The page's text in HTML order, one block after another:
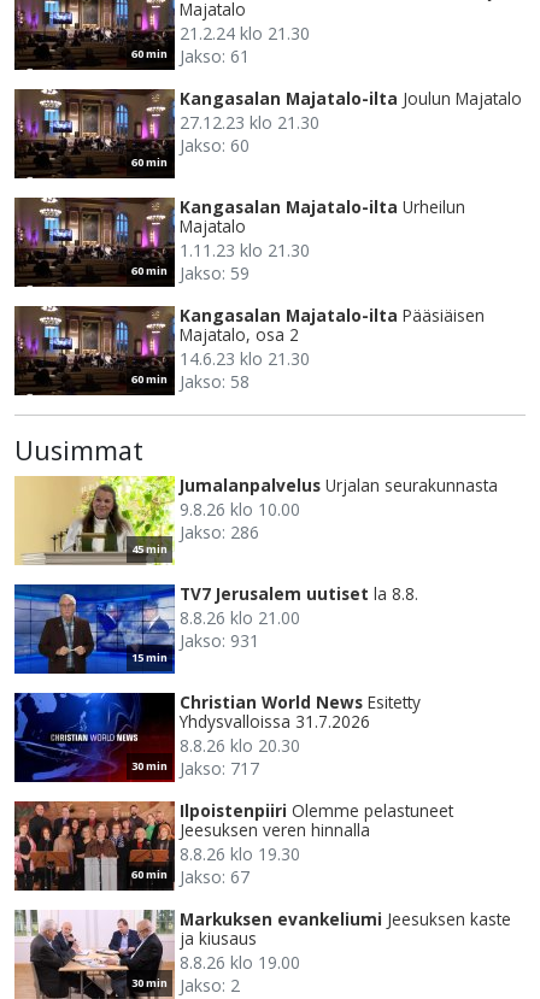
60 min
Majatalo
21.2.24 klo 21.30
Jakso: 61
60 min
Kangasalan Majatalo-ilta Joulun Majatalo
27.12.23 klo 21.30
Jakso: 60
60 min
Kangasalan Majatalo-ilta Urheilun
Majatalo
1.11.23 klo 21.30
Jakso: 59
60 min
Kangasalan Majatalo-ilta Pääsiäisen
Majatalo, osa 2
14.6.23 klo 21.30
Jakso: 58
Uusimmat
45 min
Jumalanpalvelus Urjalan seurakunnasta
9.8.26 klo 10.00
Jakso: 286
15 min
TV7 Jerusalem uutiset la 8.8.
8.8.26 klo 21.00
Jakso: 931
30 min
Christian World News Esitetty
Yhdysvalloissa 31.7.2026
8.8.26 klo 20.30
Jakso: 717
60 min
Ilpoistenpiiri Olemme pelastuneet
Jeesuksen veren hinnalla
8.8.26 klo 19.30
Jakso: 67
30 min
Markuksen evankeliumi Jeesuksen kaste
ja kiusaus
8.8.26 klo 19.00
Jakso: 2